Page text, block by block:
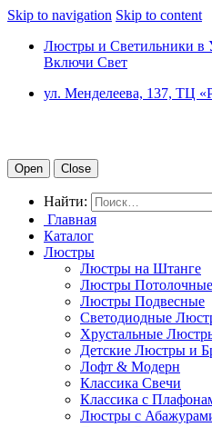
Skip to navigation Skip to content
Люстры и Светильники в
Включи Свет
ул. Менделеева, 137, ТЦ
Open Close
Найти:
Главная
Каталог
Люстры
Люстры на Штанге
Люстры Потолочные
Люстры Подвесные
Светодиодные
Хрустальные
Детские Люстры и
Лофт & Модерн
Классика Свечи
Классика с
Люстры с